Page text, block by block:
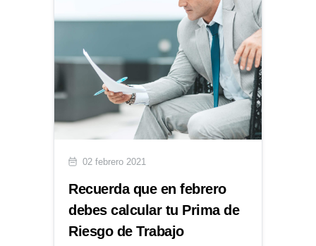
02 febrero 2021
Recuerda que en febrero
debes calcular tu Prima de
Riesgo de Trabajo